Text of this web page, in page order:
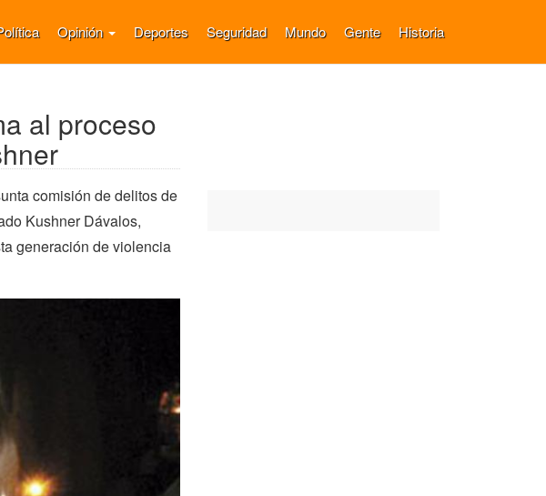
Opinión Deportes Seguridad Mundo Gente Historia
al proceso
comisión de delitos de
Kushner Dávalos,
generación de violencia